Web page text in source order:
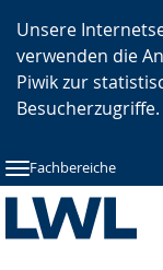
Unsere
verwenden die
Piwik zur
Besucherzugriffe.
Fachbereiche